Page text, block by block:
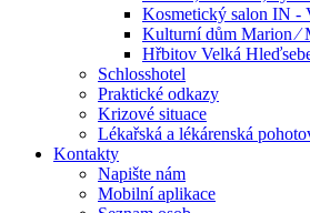
Kosmetický salon IN -
Kulturní dům Marion ⁄
Hřbitov Velká
Schlosshotel
Praktické odkazy
Krizové situace
Lékařská a lékárenská
Kontakty
Napište nám
Mobilní aplikace